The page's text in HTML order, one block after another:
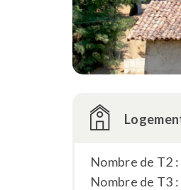
Nombre de T2 :
Nombre de T3 :